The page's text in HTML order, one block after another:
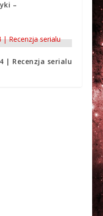
–
| Recenzja serialu